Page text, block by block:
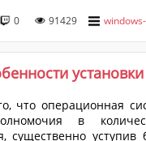
даже самые
твердотельного
0 91429
установки
что операционная
в
существенно